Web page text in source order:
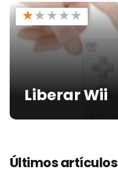
★★★★★
Liberar Wii
Últimos artículos